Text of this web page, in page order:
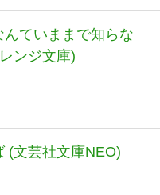
ていままで知らな
ンジ文庫)
(文芸社文庫NEO)